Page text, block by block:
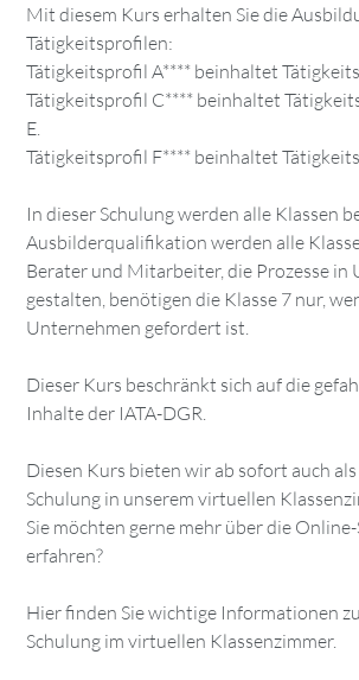
Mit diesem Kurs erhalten Sie die
Tätigkeitsprofilen:
Tätigkeitsprofil A**** beinhaltet
Tätigkeitsprofil C**** beinhaltet
E.
Tätigkeitsprofil F**** beinhaltet
In dieser Schulung werden alle Klassen
Ausbilderqualifikation werden alle
Berater und Mitarbeiter, die Prozesse in
gestalten, benötigen die Klasse 7 nur,
Unternehmen gefordert ist.
Dieser Kurs beschränkt sich auf die
Inhalte der IATA-DGR.
Diesen Kurs bieten wir ab sofort auch
Schulung in unserem virtuellen
Sie möchten gerne mehr über die
erfahren?
Hier finden Sie wichtige Informationen
Schulung im virtuellen Klassenzimmer.